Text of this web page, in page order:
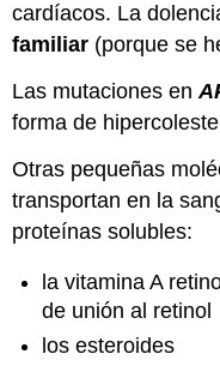
cardíacos. La
familiar (porque se
Las mutaciones en
forma de
Otras pequeñas
transportan en la
proteínas solubles:
la vitamina A
de unión al retinol
los esteroides